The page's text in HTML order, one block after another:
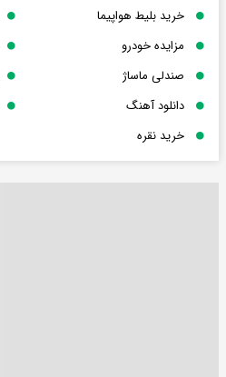
خرید بلیط هواپیما
مزایده خودرو
صندلی ماساژ
دانلود آهنگ
خرید نقره